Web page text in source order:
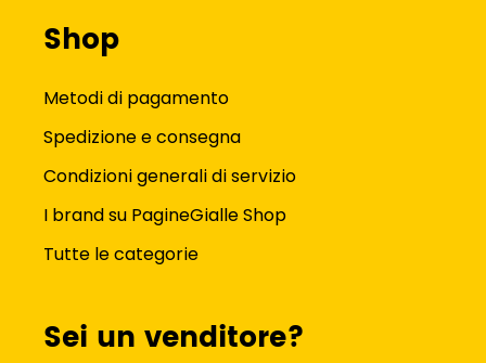
Shop
Metodi di pagamento
Spedizione e consegna
Condizioni generali di servizio
I brand su PagineGialle Shop
Tutte le categorie
Sei un venditore?